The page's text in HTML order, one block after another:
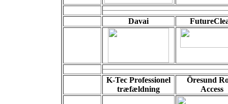
Davai
K-Tec Professionel
træfældning
Öresund
Access